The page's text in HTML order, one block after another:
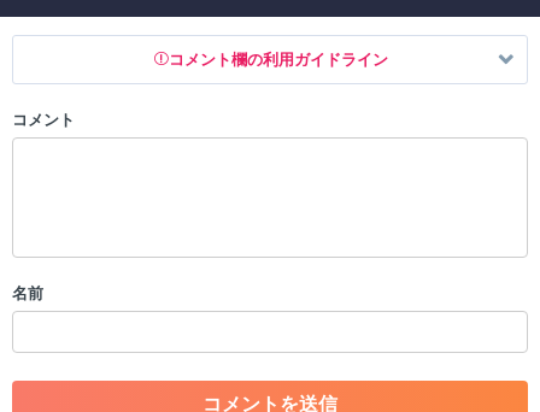
コメント欄の利用ガイドライン
以下の書き込みを禁止とし、場合によってはコメント削除や書き込み制
・一度削除された投稿を再び投稿すること
・アカウントの売買など金銭が絡む内容の投稿
・各ゲームのネタバレを含む内容の投稿
・その他、管理者が不適切と判断した投稿
コメント
名前